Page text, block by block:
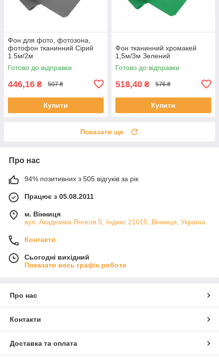
Фон для фото, фотозона,
фотофон тканинний Сірий
1.5м/2м
Готово до відправки
446,16 ₴ 507 ₴
Купити
Фон тканинний хромакей
1,5м/3м Зелений
Готово до відправки
518,40 ₴ 576 ₴
Купити
Показати ще
Про нас
94% позитивних з 505 відгуків за рік
Працює з 05.08.2011
м. Вінниця
вул. Академіка Янгеля 5, Індекс 21015, Вінниця, Україна
Контакти
Сьогодні вихідний
Показати весь графік роботи
Про нас
Контакти
Доставка та оплата